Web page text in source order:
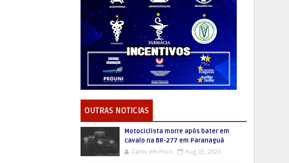
OUTRAS NOTICIAS
Motociclista morre após bater em
cavalo na BR-277 em Paranaguá
Cantu em Foco Aug 03, 2026